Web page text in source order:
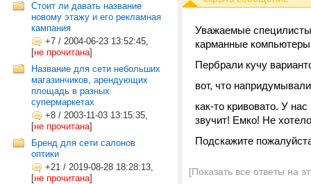
Стоит ли давать название
новому этажу и его рекламная
кампания
+7 / 2004-06-23 13:52:45,
[не прочитана]
Название для сети небольших
магазинчиков, арендующих
площадь в разных
супермаркетах
+8 / 2003-11-03 13:15:35,
[не прочитана]
Бренд для сети салонов
оптики
+21 / 2019-08-28 18:28:13,
[не прочитана]
Уважаемые
карманные
Пербрали кучу
вот, что
как-то кривовато. У
звучит! Емко! Не
Подскажите
[Показать все ответы на